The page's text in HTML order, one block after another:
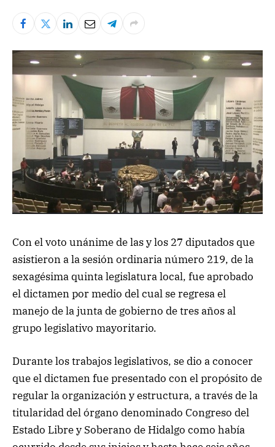
Con el voto unánime de las y los 27 diputados que
asistieron a la sesión ordinaria número 219, de la
sexagésima quinta legislatura local, fue aprobado
el dictamen por medio del cual se regresa el
manejo de la junta de gobierno de tres años al
grupo legislativo mayoritario.
Durante los trabajos legislativos, se dio a conocer
que el dictamen fue presentado con el propósito de
regular la organización y estructura, a través de la
titularidad del órgano denominado Congreso del
Estado Libre y Soberano de Hidalgo como había